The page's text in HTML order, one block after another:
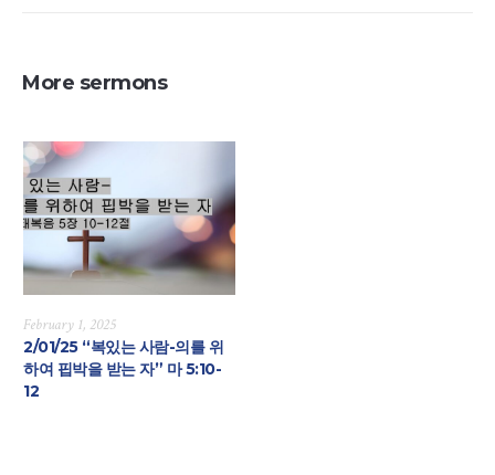
More sermons
February 1, 2025
2/01/25 “복있는 사람-의를 위
하여 핍박을 받는 자” 마 5:10-
12